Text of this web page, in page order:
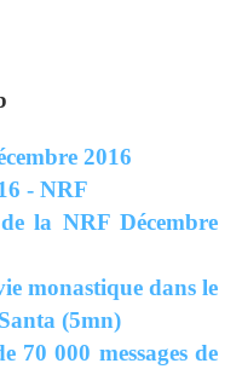
2016
- NRF
la NRF Décembre
monastique dans le
(5mn)
70 000 messages de